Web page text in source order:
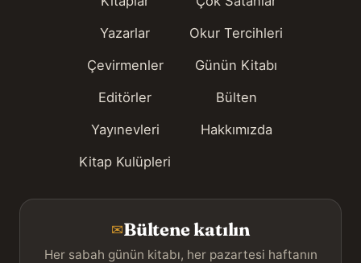
Yazarlar
Çevirmenler
Editörler
Yayınevleri
Kitap Kulüpleri
Okur Tercihleri
Günün Kitabı
Bülten
Hakkımızda
✉Bültene katılın
Her sabah günün kitabı, her pazartesi haftanın